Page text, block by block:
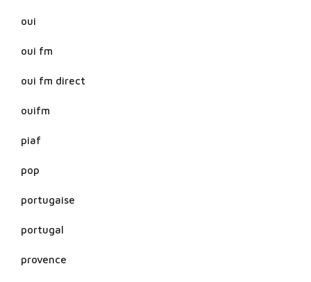
oui
oui fm
oui fm direct
ouifm
piaf
pop
portugaise
portugal
provence